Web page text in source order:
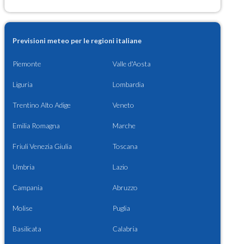
Previsioni meteo per le regioni italiane
Piemonte Valle d'Aosta
Liguria Lombardia
Trentino Alto Adige Veneto
Emilia Romagna Marche
Friuli Venezia Giulia Toscana
Umbria Lazio
Campania Abruzzo
Molise Puglia
Basilicata Calabria